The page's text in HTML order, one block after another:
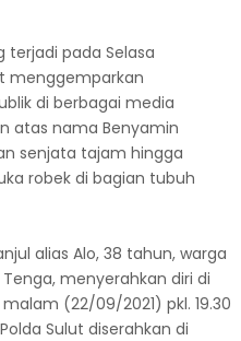
terjadi pada Selasa
menggemparkan
di berbagai media
atas nama Benyamin
senjata tajam hingga
robek di bagian tubuh
alias Alo, 38 tahun, warga
menyerahkan diri di
(22/09/2021) pkl. 19.30
Sulut diserahkan di